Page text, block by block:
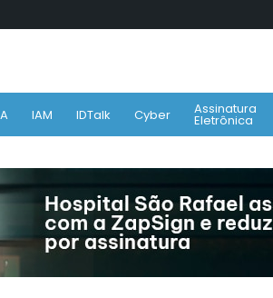
IAM IDTalk Cyber Assinatura
Eletrônica